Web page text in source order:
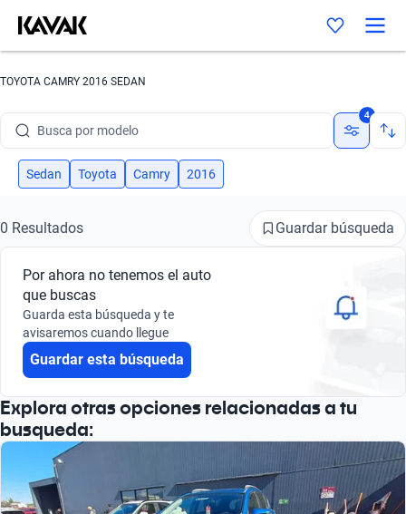
TOYOTA CAMRY 2016 SEDAN
Busca por modelo
Busca por versión
Busca por marca
Busca por modelo
Busca por versión
4
Sedan Toyota Camry 2016
0 Resultados Guardar búsqueda
Por ahora no tenemos el auto
que buscas
Guarda esta búsqueda y te
avisaremos cuando llegue
Guardar esta búsqueda
Explora otras opciones relacionadas a tu
busqueda: